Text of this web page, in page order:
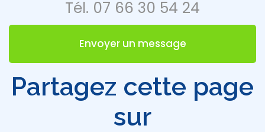
Tél. 07 66 30 54 24
Envoyer un message
Partagez cette page
sur